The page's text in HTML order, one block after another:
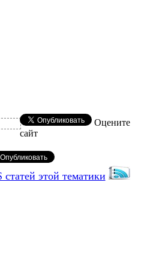
Оцените
сайт
этой тематики